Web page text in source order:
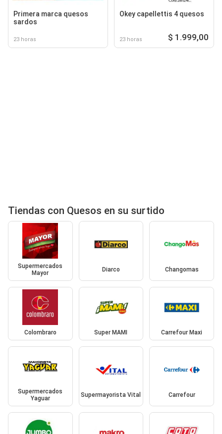
Primera marca quesos
sardos
23 horas
Okey capellettis 4 quesos
23 horas $ 1.999,00
Tiendas con Quesos en su surtido
Supermercados
Mayor
Diarco Changomas
Colombraro Super MAMI Carrefour Maxi
Supermercados
Yaguar
Supermayorista Vital Carrefour